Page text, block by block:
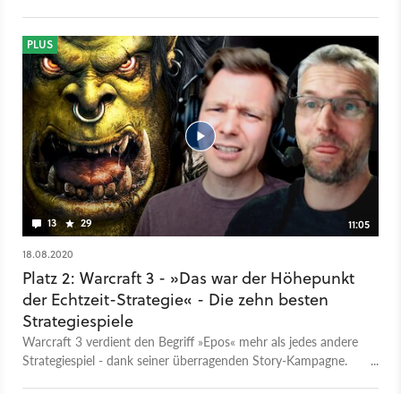
13 29 11:05
PLUS
18.08.2020
Platz 2: Warcraft 3 - »Das war der Höhepunkt
der Echtzeit-Strategie« - Die zehn besten
Strategiespiele
Warcraft 3 verdient den Begriff »Epos« mehr als jedes andere
Strategiespiel - dank seiner überragenden Story-Kampagne.